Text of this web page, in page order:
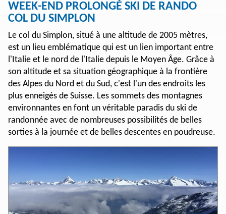
WEEK-END PROLONGÉ SKI DE RANDO
COL DU SIMPLON
Le col du Simplon, situé à une altitude de 2005 mètres,
est un lieu emblématique qui est un lien important entre
l'Italie et le nord de l'Italie depuis le Moyen Âge. Grâce à
son altitude et sa situation géographique à la frontière
des Alpes du Nord et du Sud, c'est l'un des endroits les
plus enneigés de Suisse. Les sommets des montagnes
environnantes en font un véritable paradis du ski de
randonnée avec de nombreuses possibilités de belles
sorties à la journée et de belles descentes en poudreuse.